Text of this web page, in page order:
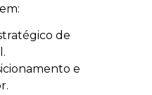
de
e